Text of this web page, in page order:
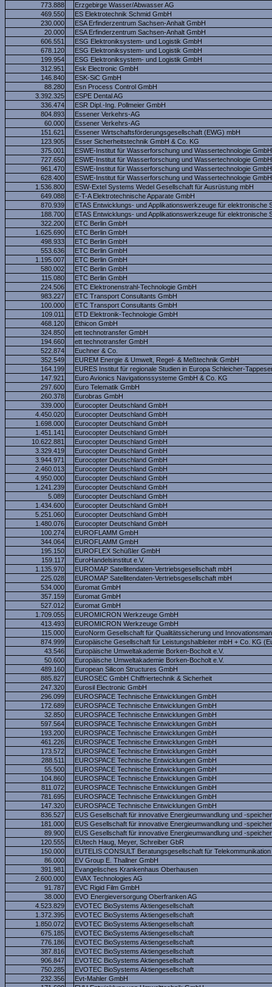
773.888
Erzgebirge Wasser/Abwasser AG
469.550
ES Elektrotechnik Schmid GmbH
230.000
ESA Erfinderzentrum Sachsen-Anhalt GmbH
20.000
ESA Erfinderzentrum Sachsen-Anhalt GmbH
606.551
ESG Elektroniksystem- und Logistik GmbH
678.120
ESG Elektroniksystem- und Logistik GmbH
199.954
ESG Elektroniksystem- und Logistik GmbH
312.951
Esk Electronic GmbH
146.840
ESK-SiC GmbH
88.280
Esn Process Control GmbH
3.392.325
ESPE Dental AG
336.474
ESR Dipl.-Ing. Pollmeier GmbH
804.893
Essener Verkehrs-AG
60.000
Essener Verkehrs-AG
151.621
Essener Wirtschaftsförderungsgesellschaft (EWG) mbH
123.905
Esser Sicherheitstechnik GmbH & Co. KG
375.001
ESWE-Institut für Wasserforschung und Wassertechnologie GmbH
727.650
ESWE-Institut für Wasserforschung und Wassertechnologie GmbH
961.470
ESWE-Institut für Wasserforschung und Wassertechnologie GmbH
628.400
ESWE-Institut für Wasserforschung und Wassertechnologie GmbH
1.536.800
ESW-Extel Systems Wedel Gesellschaft für Ausrüstung mbH
649.088
E-T-A Elektrotechnische Apparate GmbH
870.939
ETAS Entwicklungs- und Applikationswerkzeuge für elektronische
188.700
ETAS Entwicklungs- und Applikationswerkzeuge für elektronische
322.200
ETC Berlin GmbH
1.625.690
ETC Berlin GmbH
498.933
ETC Berlin GmbH
553.636
ETC Berlin GmbH
1.195.007
ETC Berlin GmbH
580.002
ETC Berlin GmbH
115.080
ETC Berlin GmbH
224.506
ETC Elektronenstrahl-Technologie GmbH
983.227
ETC Transport Consultants GmbH
100.000
ETC Transport Consultants GmbH
109.011
ETD Elektronik-Technologie GmbH
468.120
Ethicon GmbH
324.850
ett technotransfer GmbH
194.660
ett technotransfer GmbH
522.874
Euchner & Co.
352.549
EUREM Energie & Umwelt, Regel- & Meßtechnik GmbH
164.199
EURES Institut für regionale Studien in Europa Schleicher-
147.921
Euro Avionics Navigationssysteme GmbH & Co. KG
297.600
Euro Telematik GmbH
260.378
Eurobras GmbH
339.000
Eurocopter Deutschland GmbH
4.450.020
Eurocopter Deutschland GmbH
1.698.000
Eurocopter Deutschland GmbH
1.451.141
Eurocopter Deutschland GmbH
10.622.881
Eurocopter Deutschland GmbH
3.329.419
Eurocopter Deutschland GmbH
3.944.971
Eurocopter Deutschland GmbH
2.460.013
Eurocopter Deutschland GmbH
4.950.000
Eurocopter Deutschland GmbH
1.241.239
Eurocopter Deutschland GmbH
5.089
Eurocopter Deutschland GmbH
1.434.600
Eurocopter Deutschland GmbH
5.251.060
Eurocopter Deutschland GmbH
1.480.076
Eurocopter Deutschland GmbH
100.274
EUROFLAMM GmbH
344.064
EUROFLAMM GmbH
195.150
EUROFLEX Schüßler GmbH
159.117
EuroHandelsinstitut e.V.
1.135.970
EUROMAP Satellitendaten-Vertriebsgesellschaft mbH
225.028
EUROMAP Satellitendaten-Vertriebsgesellschaft mbH
534.000
Euromat GmbH
357.159
Euromat GmbH
527.012
Euromat GmbH
1.709.055
EUROMICRON Werkzeuge GmbH
413.493
EUROMICRON Werkzeuge GmbH
115.000
EuroNorm Gesellschaft für Qualitätssicherung und
874.999
Europäische Gesellschaft für Leistungshalbleiter mbH + Co. KG
43.546
Europäische Umweltakademie Borken-Bocholt e.V.
50.600
Europäische Umweltakademie Borken-Bocholt e.V.
489.160
European Silicon Structures GmbH
885.827
EUROSEC GmbH Chiffriertechnik & Sicherheit
247.320
Eurosil Electronic GmbH
296.099
EUROSPACE Technische Entwicklungen GmbH
172.689
EUROSPACE Technische Entwicklungen GmbH
32.850
EUROSPACE Technische Entwicklungen GmbH
597.564
EUROSPACE Technische Entwicklungen GmbH
193.200
EUROSPACE Technische Entwicklungen GmbH
461.226
EUROSPACE Technische Entwicklungen GmbH
173.572
EUROSPACE Technische Entwicklungen GmbH
288.511
EUROSPACE Technische Entwicklungen GmbH
55.500
EUROSPACE Technische Entwicklungen GmbH
104.860
EUROSPACE Technische Entwicklungen GmbH
811.072
EUROSPACE Technische Entwicklungen GmbH
781.695
EUROSPACE Technische Entwicklungen GmbH
147.320
EUROSPACE Technische Entwicklungen GmbH
836.527
EUS Gesellschaft für innovative Energieumwandlung und -
181.000
EUS Gesellschaft für innovative Energieumwandlung und -
89.900
EUS Gesellschaft für innovative Energieumwandlung und -
120.555
EUtech Haug, Meyer, Schreiber GbR
150.000
EUTELIS CONSULT Beratungsgesellschaft für
86.000
EV Group E. Thallner GmbH
391.981
Evangelisches Krankenhaus Oberhausen
2.600.000
EVAX Technologies AG
91.787
EVC Rigid Film GmbH
38.000
EVO Energieversorgung Oberfranken AG
4.523.829
EVOTEC BioSystems Aktiengesellschaft
1.372.395
EVOTEC BioSystems Aktiengesellschaft
1.850.072
EVOTEC BioSystems Aktiengesellschaft
675.185
EVOTEC BioSystems Aktiengesellschaft
776.186
EVOTEC BioSystems Aktiengesellschaft
387.816
EVOTEC BioSystems Aktiengesellschaft
906.847
EVOTEC BioSystems Aktiengesellschaft
750.285
EVOTEC BioSystems Aktiengesellschaft
232.356
Evt-Mahler GmbH